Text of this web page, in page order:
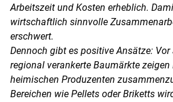
Arbeitszeit und Kosten erheblich.
wirtschaftlich sinnvolle
erschwert.
Dennoch gibt es positive Ansätze: Vor
regional verankerte Baumärkte
heimischen Produzenten
Bereichen wie Pellets oder Briketts